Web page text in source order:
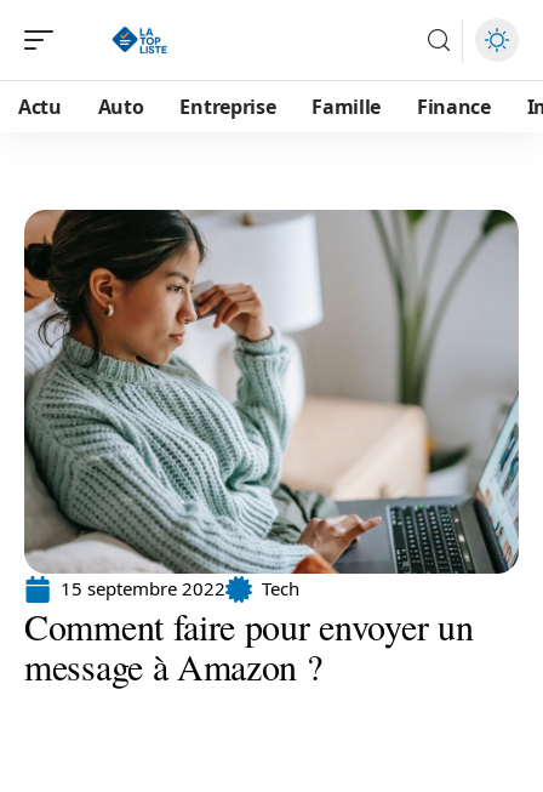
Actu Auto Entreprise Famille Finance
15 septembre 2022 Tech
Comment faire pour envoyer un
message à Amazon ?